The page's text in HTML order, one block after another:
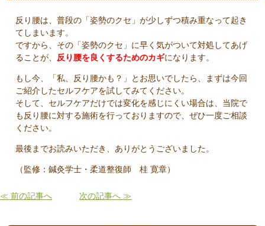
反り腰は、普段の「姿勢のクセ」が少しずつ積み重なって起き
てしまいます。
ですから、その「姿勢のクセ」に早く気がついて対処してあげ
ることが、
反り腰を良くするためのカギになります。
もし今、「私、反り腰かも？」とお思いでしたら、まずは今回
ご紹介したセルフケアを試してみてください。
そして、セルフケアだけでは変化を感じにくい場合は、当院で
も反り腰に対する施術を行っておりますので、ぜひ一度ご相談
ください。
最後までお読みいただき、ありがとうございました。
（監修：鍼灸学士・柔道整復師 桂 寛章）
≪ 前の記事へ 次の記事へ ≫